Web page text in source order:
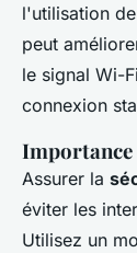
l'utilisation de
peut
le signal Wi-
connexion
Importance
Assurer la
éviter les
Utilisez un